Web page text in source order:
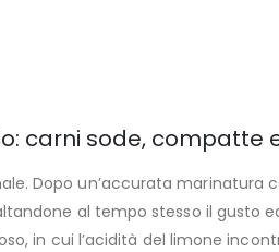
carni sode, compatte
Dopo un’accurata marinatura
al tempo stesso il gusto
in cui l’acidità del limone